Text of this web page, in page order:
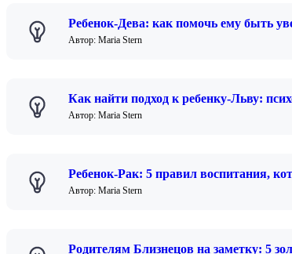
Ребенок-Дева: как помочь ему быть
Автор: Maria Stern
Как найти подход к ребенку-Льву:
Автор: Maria Stern
Ребенок-Рак: 5 правил воспитания,
Автор: Maria Stern
Родителям Близнецов на заметку: 5